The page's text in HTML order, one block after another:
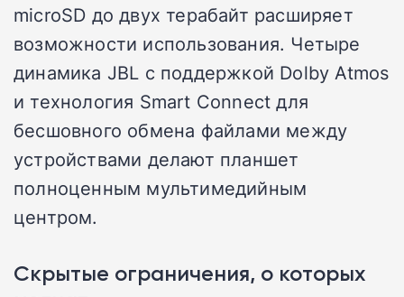
microSD до двух терабайт расширяет
возможности использования. Четыре
динамика JBL с поддержкой Dolby Atmos
и технология Smart Connect для
бесшовного обмена файлами между
устройствами делают планшет
полноценным мультимедийным
центром.
Скрытые ограничения, о которых